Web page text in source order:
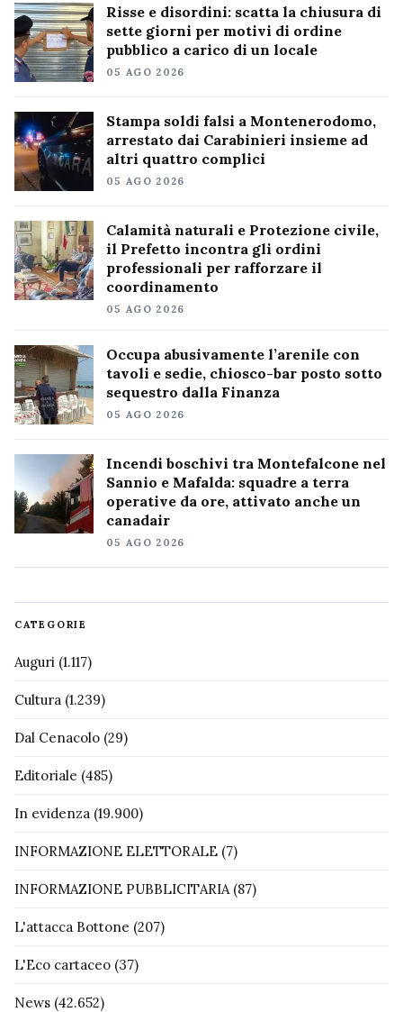
Risse e disordini: scatta la chiusura di
sette giorni per motivi di ordine
pubblico a carico di un locale
05 AGO 2026
Stampa soldi falsi a Montenerodomo,
arrestato dai Carabinieri insieme ad
altri quattro complici
05 AGO 2026
Calamità naturali e Protezione civile,
il Prefetto incontra gli ordini
professionali per rafforzare il
coordinamento
05 AGO 2026
Occupa abusivamente l’arenile con
tavoli e sedie, chiosco-bar posto sotto
sequestro dalla Finanza
05 AGO 2026
Incendi boschivi tra Montefalcone nel
Sannio e Mafalda: squadre a terra
operative da ore, attivato anche un
canadair
05 AGO 2026
CATEGORIE
Auguri (1.117)
Cultura (1.239)
Dal Cenacolo (29)
Editoriale (485)
In evidenza (19.900)
INFORMAZIONE ELETTORALE (7)
INFORMAZIONE PUBBLICITARIA(87)
L'attacca Bottone (207)
L'Eco cartaceo (37)
News (42.652)